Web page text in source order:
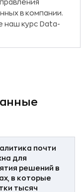
в компании.
наш курс Data-
почти
для
решений в
в которые
тысяч